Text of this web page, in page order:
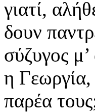
γιατί,
δουν
σύζυγος
η Γεωργία,
παρέα